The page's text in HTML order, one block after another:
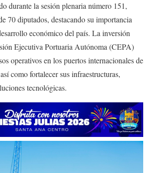
durante la sesión plenaria número 151,
70 diputados, destacando su importancia
económico del país. La inversión
Ejecutiva Portuaria Autónoma (CEPA)
operativos en los puertos internacionales de
como fortalecer sus infraestructuras,
tecnológicas.